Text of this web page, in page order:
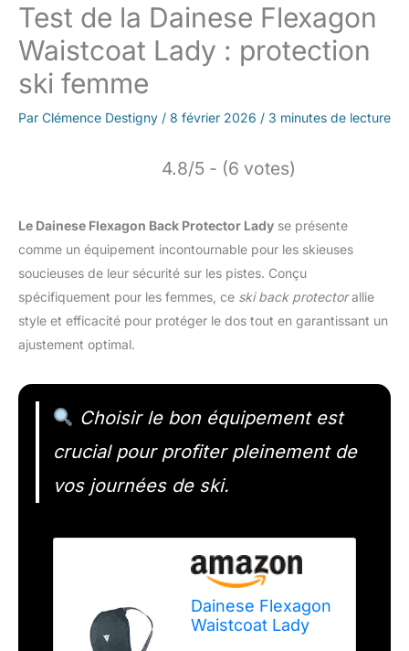
Test de la Dainese Flexagon
Waistcoat Lady : protection
ski femme
Par Clémence Destigny / 8 février 2026 / 3 minutes de lecture
4.8/5 - (6 votes)
Le Dainese Flexagon Back Protector Lady se présente
comme un équipement incontournable pour les skieuses
soucieuses de leur sécurité sur les pistes. Conçu
spécifiquement pour les femmes, ce ski back protectorallie
style et efficacité pour protéger le dos tout en garantissant un
ajustement optimal.
Choisir le bon équipement est
crucial pour profiter pleinement de
vos journées de ski.
Dainese Flexagon
Waistcoat Lady